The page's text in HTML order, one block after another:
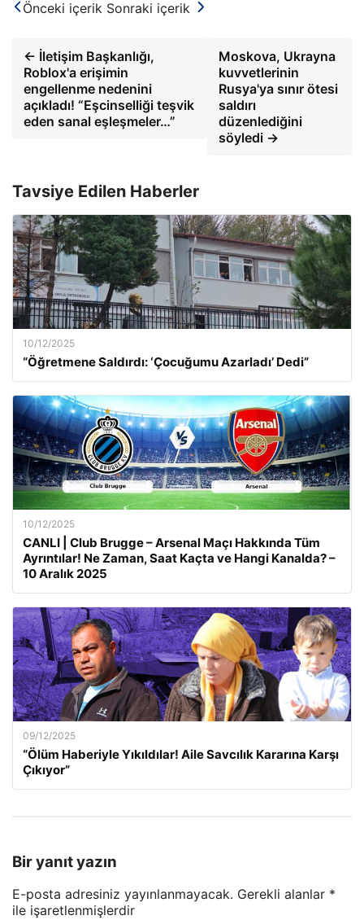
Önceki içerik Sonraki içerik
← İletişim Başkanlığı,
Roblox'a erişimin
engellenme nedenini
açıkladı! “Eşcinselliği teşvik
eden sanal eşleşmeler…”
Moskova, Ukrayna
kuvvetlerinin
Rusya'ya sınır ötesi
saldırı
düzenlediğini
söyledi →
Tavsiye Edilen Haberler
10/12/2025
“Öğretmene Saldırdı: ‘Çocuğumu Azarladı’ Dedi”
10/12/2025
CANLI | Club Brugge – Arsenal Maçı Hakkında Tüm
Ayrıntılar! Ne Zaman, Saat Kaçta ve Hangi Kanalda? –
10 Aralık 2025
09/12/2025
“Ölüm Haberiyle Yıkıldılar! Aile Savcılık Kararına Karşı
Çıkıyor”
Bir yanıt yazın
E-posta adresiniz yayınlanmayacak. Gerekli alanlar *
ile işaretlenmişlerdir